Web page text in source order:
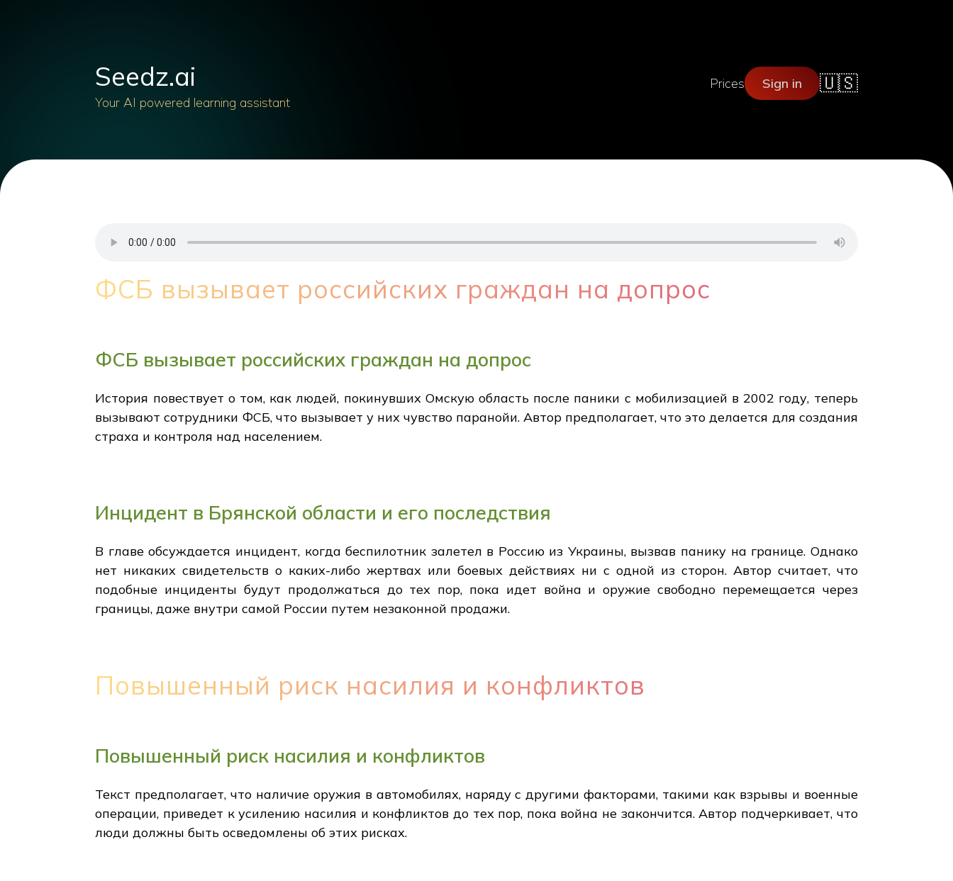
Seedz.ai
Your AI powered learning assistant
Prices Sign in 🇺🇸
ФСБ вызывает российских граждан на допрос
ФСБ вызывает российских граждан на допрос
История повествует о том, как людей, покинувших Омскую область после паники с мобилизацией в 2002 году, теперь
вызывают сотрудники ФСБ, что вызывает у них чувство паранойи. Автор предполагает, что это делается для создания
страха и контроля над населением.
Инцидент в Брянской области и его последствия
В главе обсуждается инцидент, когда беспилотник залетел в Россию из Украины, вызвав панику на границе. Однако
нет никаких свидетельств о каких-либо жертвах или боевых действиях ни с одной из сторон. Автор считает, что
подобные инциденты будут продолжаться до тех пор, пока идет война и оружие свободно перемещается через
границы, даже внутри самой России путем незаконной продажи.
Повышенный риск насилия и конфликтов
Повышенный риск насилия и конфликтов
Текст предполагает, что наличие оружия в автомобилях, наряду с другими факторами, такими как взрывы и военные
операции, приведет к усилению насилия и конфликтов до тех пор, пока война не закончится. Автор подчеркивает, что
люди должны быть осведомлены об этих рисках.